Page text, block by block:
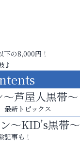
下の8,000円！
♪
芦屋人黒帯～
最新トピックス
～KID's黒帯～
記事も！